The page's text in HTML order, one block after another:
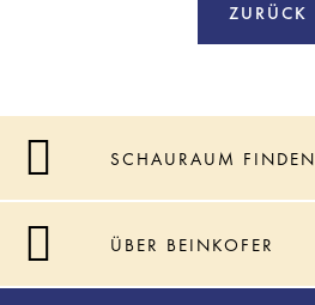
ZURÜCK
SCHAURAUM FINDEN
ÜBER BEINKOFER